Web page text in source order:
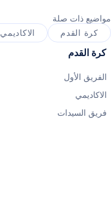
مواضيع ذات صلة
كرة القدم
الاكاديمي
كرة القدم
الفريق الأول
الاكاديمي
فريق السيدات